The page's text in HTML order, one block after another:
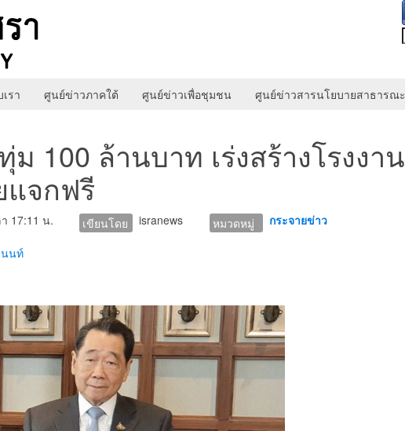
รา ศูนย์ข่าวภาคใต้ ศูนย์ข่าวเพื่อชุมชน ศูนย์ข่าวสารนโยบายสาธารณะ
100 ล้านบาท เร่งสร้างโรงงาน
จกฟรี
17:11 น. เขียนโดย isranews หมวดหมู่ กระจายข่าว
นนท์